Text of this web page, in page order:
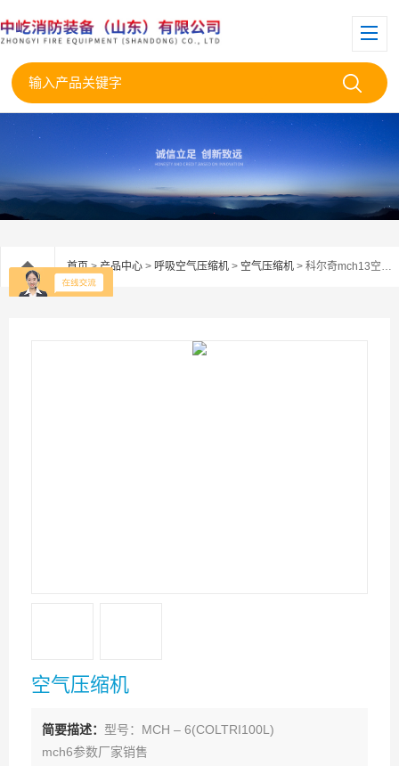
首页>产品中心 > 呼吸空气压缩机 > 空气压缩机 > 科尔奇mch13空气压缩机
空气压缩机
简要描述： 型号：MCH – 6(COLTRI100L)
mch6参数厂家销售